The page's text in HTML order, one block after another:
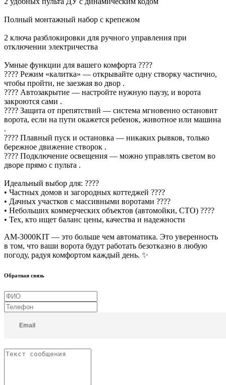
Полный монтажный набор с крепежом
2 ключа разблокировки для ручного управления при
отключении электричества
Умные функции для вашего комфорта ????
???? Режим «калитка» — открывайте одну створку частично,
чтобы пройти, не заезжая во двор .
???? Автозакрытие — настройте нужную паузу, и ворота
закроются сами .
???? Защита от препятствий — система мгновенно остановит
ворота, если на пути окажется ребенок, животное или машина
.
???? Плавный пуск и остановка — никаких рывков, только
бережное движение створок .
???? Подключение освещения — можно управлять светом во
дворе прямо с пульта .
Идеальный выбор для: ????
• Частных домов и загородных коттеджей ????
• Дачных участков с массивными воротами ????
• Небольших коммерческих объектов (автомойки, СТО) ????
• Тех, кто ищет баланс цены, качества и надежности
AM-3000KIT — это больше чем автоматика. Это уверенность
в том, что ваши ворота будут работать безотказно в любую
погоду, радуя комфортом каждый день. ✨
Обратная связь